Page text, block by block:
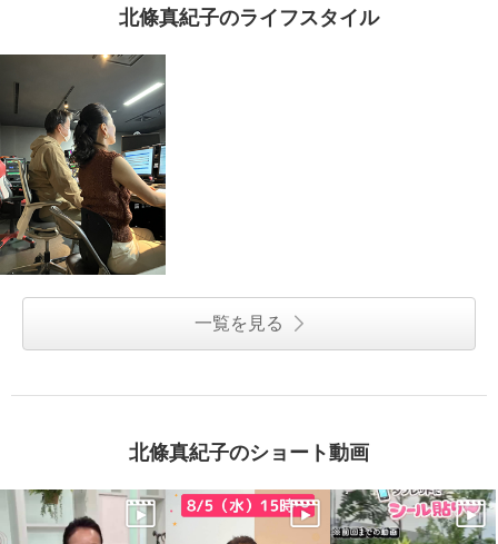
北條真紀子のライフスタイル
一覧を見る
北條真紀子のショート動画